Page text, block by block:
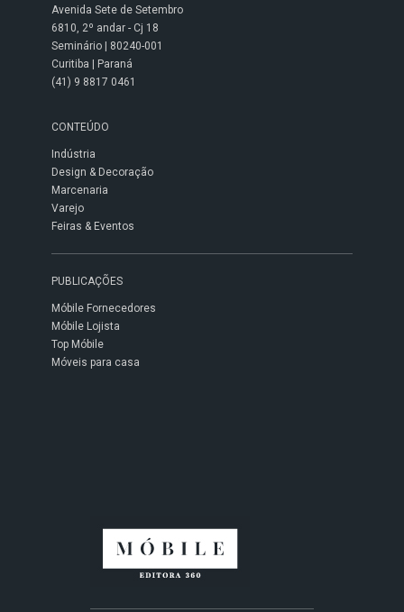
Avenida Sete de Setembro
6810, 2º andar - Cj 18
Seminário | 80240-001
Curitiba | Paraná
(41) 9 8817 0461
CONTEÚDO
Indústria
Design & Decoração
Marcenaria
Varejo
Feiras & Eventos
PUBLICAÇÕES
Móbile Fornecedores
Móbile Lojista
Top Móbile
Móveis para casa